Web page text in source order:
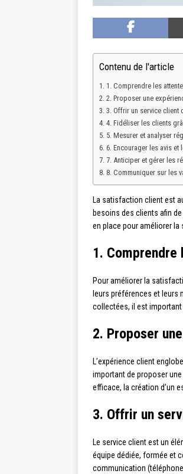
Contenu de l'article
1. Comprendre les
2. Proposer une
3. Offrir un service client
4. Fidéliser les clients
5. Mesurer et analyser
6. Encourager les avis et
7. Anticiper et gérer les
8. Communiquer sur les
La satisfaction client est
besoins des clients afin
en place pour améliorer
1.
Pour améliorer la
leurs préférences et
collectées, il est important
2. Proposer
L’expérience client
important de proposer
efficace, la création d’un
3. Offrir un
Le service client est un
équipe dédiée, formée et
communication